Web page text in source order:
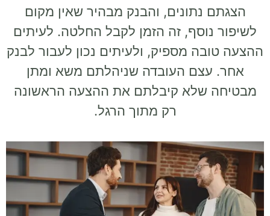
הצגתם נתונים, והבנק מבהיר שאין מקום
לשיפור נוסף, זה הזמן לקבל החלטה. לעיתים
ההצעה טובה מספיק, ולעיתים נכון לעבור לבנק
אחר. עצם העובדה שניהלתם משא ומתן
מבטיחה שלא קיבלתם את ההצעה הראשונה
רק מתוך הרגל.